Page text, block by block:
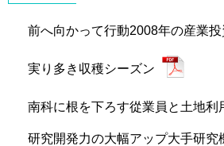
前へ向かって行動2008年の産業投
実り多き収穫シーズン
南科に根を下ろす從業員と土地利
研究開発力の大幅アップ大手研究